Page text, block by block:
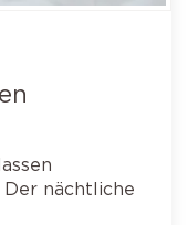
nächtliche